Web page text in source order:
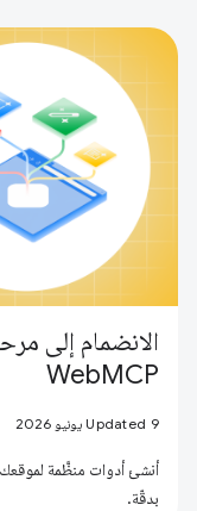
الانضمام إلى
WebMCP
Updated 9 يونيو 2026
أنشئ أدوات منظَّمة لموقعك
بدقّة.